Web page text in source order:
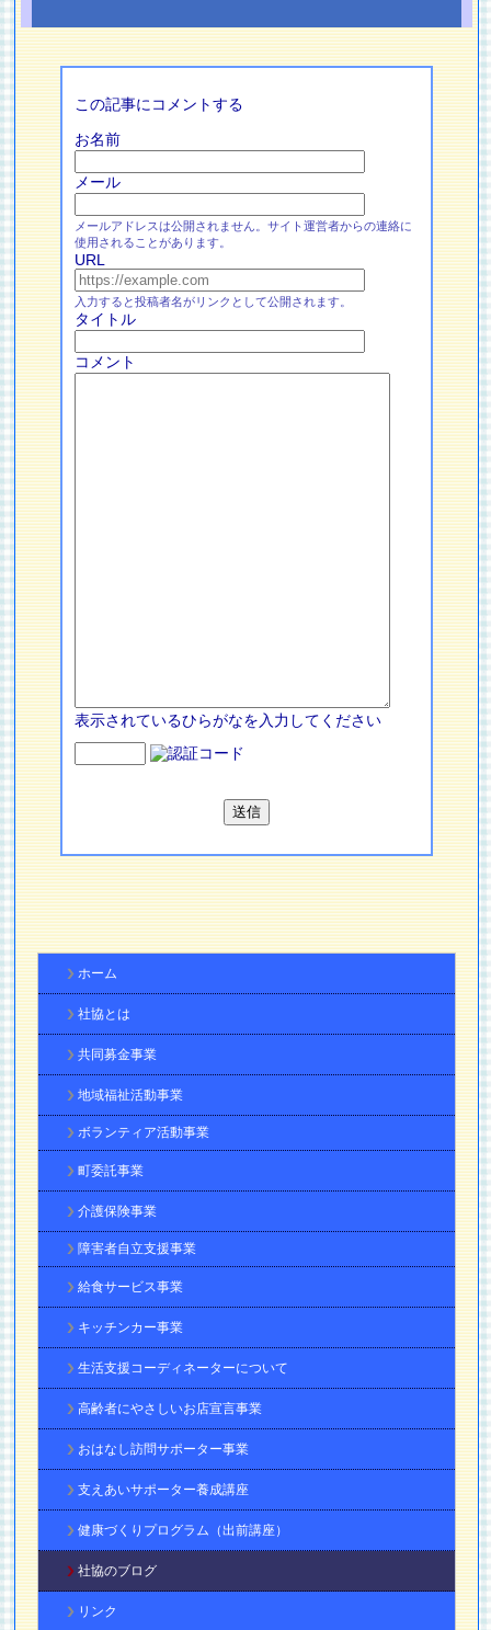
この記事にコメントする
お名前
メール
メールアドレスは公開されません。サイト運営者からの連絡に
使用されることがあります。
URL
入力すると投稿者名がリンクとして公開されます。
タイトル
コメント
表示されているひらがなを入力してください
ホーム
社協とは
共同募金事業
地域福祉活動事業
ボランティア活動事業
町委託事業
介護保険事業
障害者自立支援事業
給食サービス事業
キッチンカー事業
生活支援コーディネーターについて
高齢者にやさしいお店宣言事業
おはなし訪問サポーター事業
支えあいサポーター養成講座
健康づくりプログラム（出前講座）
社協のブログ
リンク